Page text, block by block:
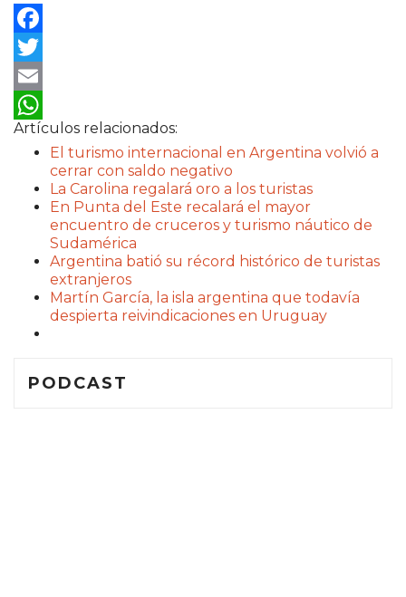
Facebook
Twitter
Email
WhatsApp
Artículos relacionados:
El turismo internacional en Argentina volvió a
cerrar con saldo negativo
La Carolina regalará oro a los turistas
En Punta del Este recalará el mayor
encuentro de cruceros y turismo náutico de
Sudamérica
Argentina batió su récord histórico de turistas
extranjeros
Martín García, la isla argentina que todavía
despierta reivindicaciones en Uruguay
PODCAST